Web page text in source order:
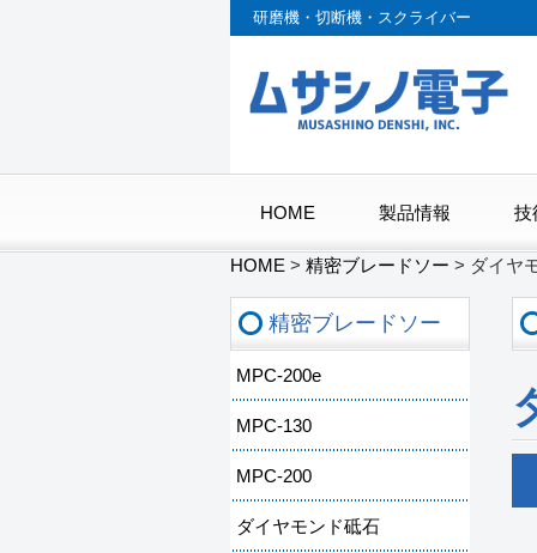
研磨機・切断機・スクライバー
HOME 製品情報 技
HOME > 精密ブレードソー > ダイヤ
精密ブレードソー
MPC-200e
MPC-130
MPC-200
ダイヤモンド砥石